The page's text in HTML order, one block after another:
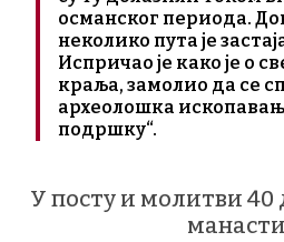
османског периода.
неколико пута је
Испричао је како је о
краља, замолио да се
археолошка
подршку“.
У посту и молитви 40